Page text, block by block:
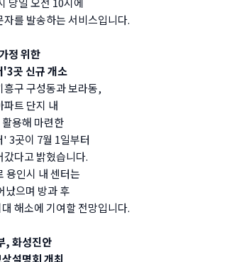
를 발송하는 서비스입니다.
정 위한
'3곳 신규 개소
흥구 구성동과 보라동,
파트 단지 내
용해 마련한
3곳이 7월 1일부터
갔다고 밝혔습니다.
용인시 내 센터는
났으며 방과 후
해소에 기여할 전망입니다.
, 화성진안
설명회 개최